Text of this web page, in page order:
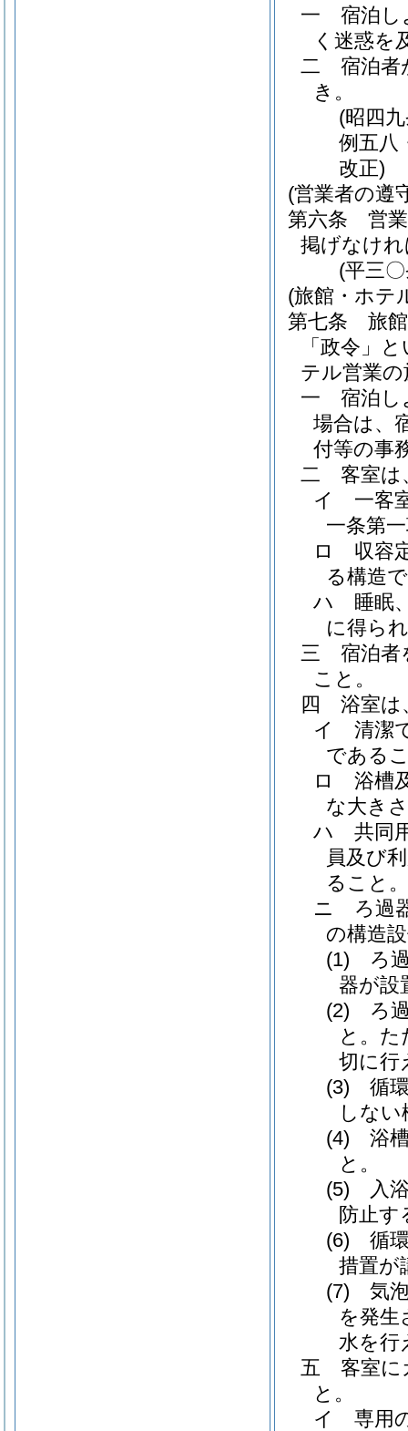
一
宿泊し
く迷惑を
二
宿泊者
き。
(昭四
例五八
改正)
(営業者の遵
第六条
営
掲げなけ
(平三
(旅館・ホテ
第七条
旅
「政令」
テル営業
一
宿泊し
場合は、
付等の事
二
客室は
イ
一客
一条第
ロ
収容
る構造
ハ
睡眠
に得ら
三
宿泊者
こと。
四
浴室は
イ
清潔
である
ロ
浴槽
な大き
ハ
共同
員及び
ること。
ニ
ろ過
の構造
(1)
ろ
器が設
(2)
ろ
と。 た
切に行
(3)
循
しな
(4)
浴
と。
(5)
入
防止
(6)
循
措置が
(7)
気
を発生
水を行
五
客室に
と。
イ
専用